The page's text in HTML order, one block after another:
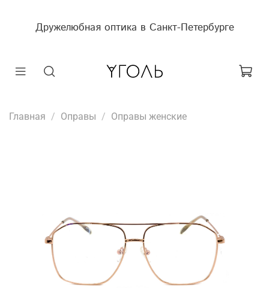
Дружелюбная оптика в Санкт-Петербурге
Главная Оправы Оправы женские